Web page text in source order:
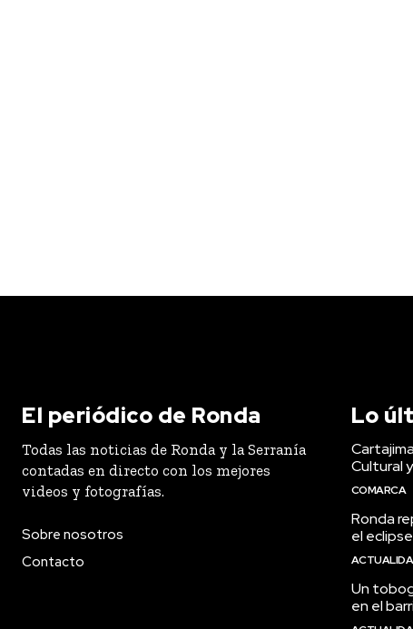
El periódico de Ronda
Todas las noticias de Ronda y la Serranía
contadas en directo con los mejores
videos y fotografías.
Sobre nosotros
Contacto
Lo
Cultural
COMARCA
Ronda
el
Un
en el